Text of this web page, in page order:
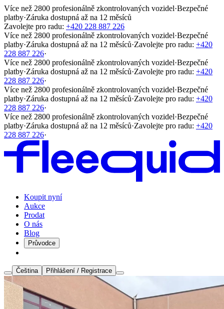
Více než 2800 profesionálně zkontrolovaných vozidel·Bezpečné
platby·Záruka dostupná až na 12 měsíců
Zavolejte pro radu: +420 228 887 226
Více než 2800 profesionálně zkontrolovaných vozidel·Bezpečné
platby·Záruka dostupná až na 12 měsíců·Zavolejte pro radu: +420
228 887 226·
Více než 2800 profesionálně zkontrolovaných vozidel·Bezpečné
platby·Záruka dostupná až na 12 měsíců·Zavolejte pro radu: +420
228 887 226·
Více než 2800 profesionálně zkontrolovaných vozidel·Bezpečné
platby·Záruka dostupná až na 12 měsíců·Zavolejte pro radu: +420
228 887 226·
Více než 2800 profesionálně zkontrolovaných vozidel·Bezpečné
platby·Záruka dostupná až na 12 měsíců·Zavolejte pro radu: +420
228 887 226·
Koupit nyní
Aukce
Prodat
O nás
Blog
Průvodce
Čeština Přihlášení / Registrace